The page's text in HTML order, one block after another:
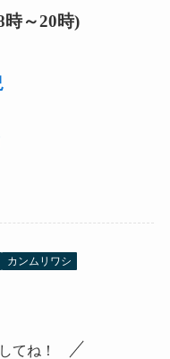
時～20時)
カンムリワシ
てね！